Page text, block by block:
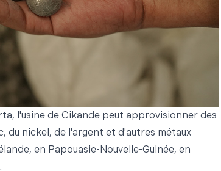
l'usine de Cikande peut approvisionner des
du nickel, de l'argent et d'autres métaux
en Papouasie-Nouvelle-Guinée, en